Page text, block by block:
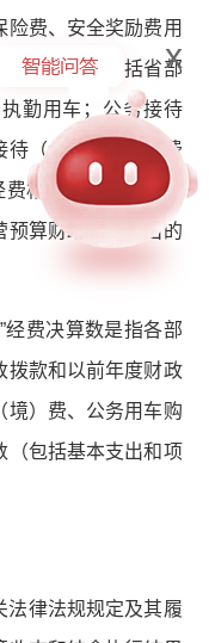
险费、安全奖励费用
机动车辆，包括省部
勤用车；公务接待
待（含外宾接待）费
相关数据是一般公
预算财政拨款支出的
经费决算数是指各部
拨款和以前年度财政
境）费、公务用车购
（包括基本支出和项
法律法规规定及其履
x